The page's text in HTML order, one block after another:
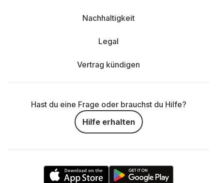
Nachhaltigkeit
Legal
Vertrag kündigen
Hast du eine Frage oder brauchst du Hilfe?
Hilfe erhalten